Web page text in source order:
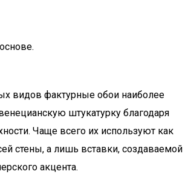
видов фактурные обои наиболее
штукатурку благодаря
Чаще всего их используют как
стены, а лишь вставки, создаваемой
акцента.